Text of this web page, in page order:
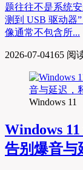
题往往不是系统
测到 USB 驱动器
像通常不包含所...
2026-07-04165 阅
Windows 11
Windows
告别爆音与